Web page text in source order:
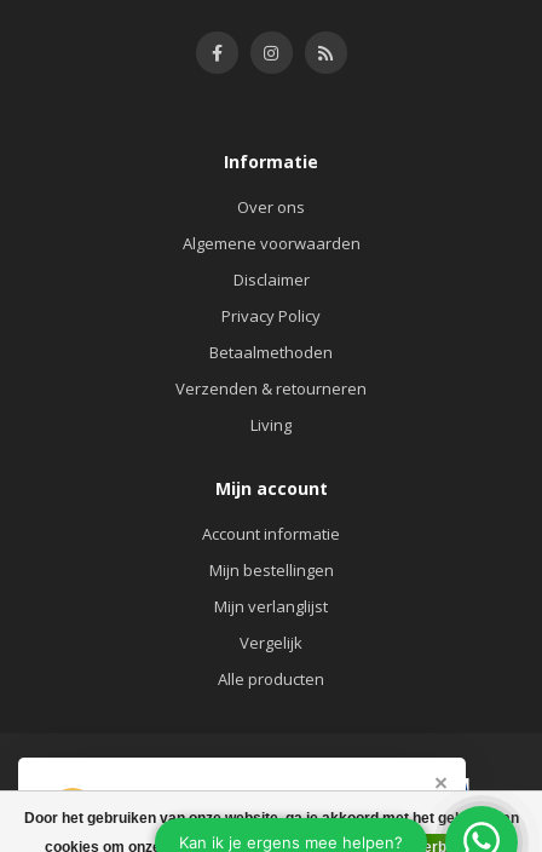
Afrekenen is uitgeschakeld.
Door het gebruiken van onze website, ga je akkoord met het gebruik van
cookies om onze website te verbeteren.
Dit bericht verbergen
Informatie
Over ons
Algemene voorwaarden
Disclaimer
Privacy Policy
Betaalmethoden
Verzenden & retourneren
Living
Mijn account
Account informatie
Mijn bestellingen
Mijn verlanglijst
Vergelijk
Alle producten
© Copyright 2026 KATOO FASHION&LIVING